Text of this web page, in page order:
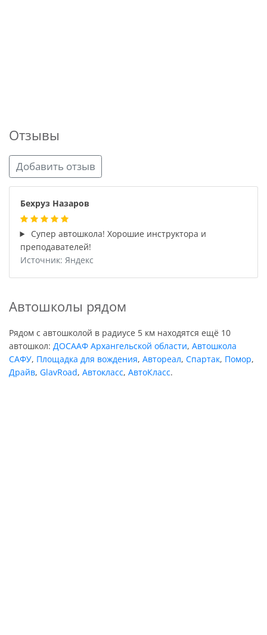
Отзывы
Добавить отзыв
Бехруз Назаров
Супер автошкола! Хорошие инструктора и
преподавателей!
Источник: Яндекс
Автошколы рядом
Рядом с автошколой в радиусе 5 км находятся ещё 10
автошкол: ДОСААФ Архангельской области, Автошкола
САФУ, Площадка для вождения, Автореал, Спартак, Помор,
Драйв, GlavRoad, Автокласс, АвтоКласс.